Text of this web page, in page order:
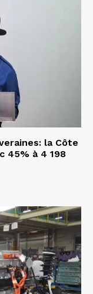
la Côte
45% à 4 198